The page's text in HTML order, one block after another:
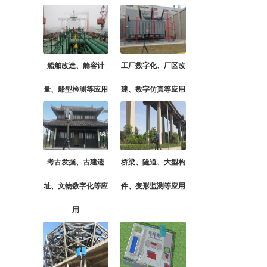
船舶改造、舱容计
量、船型检测等应用
工厂数字化、厂区改
建、数字仿真等应用
考古发掘、古建遗
址、文物数字化等应
用
桥梁、隧道、大型构
件、变形监测等应用